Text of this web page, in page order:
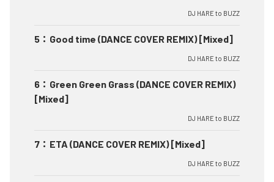
DJ HARE to BUZZ
5 ： Good time (DANCE COVER REMIX) [Mixed]
DJ HARE to BUZZ
6 ： Green Green Grass (DANCE COVER REMIX)
[Mixed]
DJ HARE to BUZZ
7 ： ETA (DANCE COVER REMIX) [Mixed]
DJ HARE to BUZZ